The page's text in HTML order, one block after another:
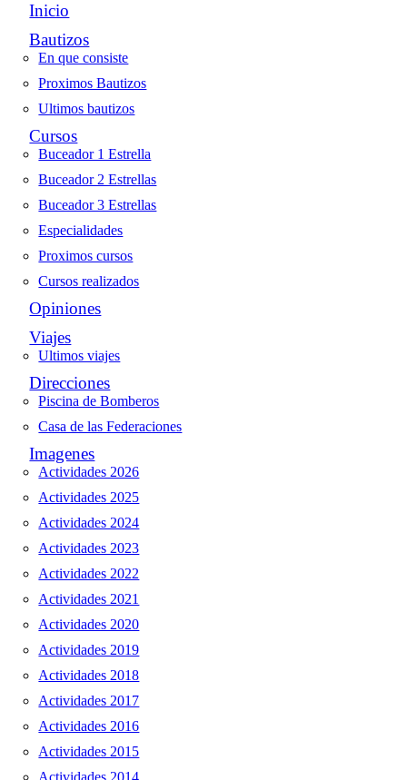
Inicio
Bautizos
En que consiste
Proximos Bautizos
Ultimos bautizos
Cursos
Buceador 1 Estrella
Buceador 2 Estrellas
Buceador 3 Estrellas
Especialidades
Proximos cursos
Cursos realizados
Opiniones
Viajes
Ultimos viajes
Direcciones
Piscina de Bomberos
Casa de las Federaciones
Imagenes
Actividades 2026
Actividades 2025
Actividades 2024
Actividades 2023
Actividades 2022
Actividades 2021
Actividades 2020
Actividades 2019
Actividades 2018
Actividades 2017
Actividades 2016
Actividades 2015
Actividades 2014